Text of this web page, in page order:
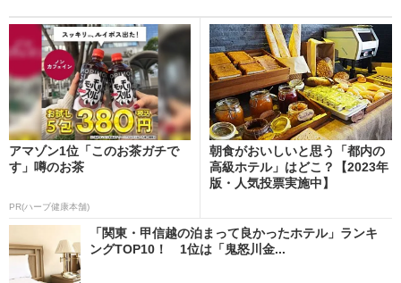
アマゾン1位「このお茶ガチで
す」噂のお茶
PR(ハーブ健康本舗)
朝食がおいしいと思う「都内の
高級ホテル」はどこ？【2023年
版・人気投票実施中】
「関東・甲信越の泊まって良かったホテル」ランキ
ングTOP10！ 1位は「鬼怒川金...